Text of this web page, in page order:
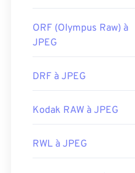
ORF (Olympus Raw) à
JPEG
DRF à JPEG
Kodak RAW à JPEG
RWL à JPEG